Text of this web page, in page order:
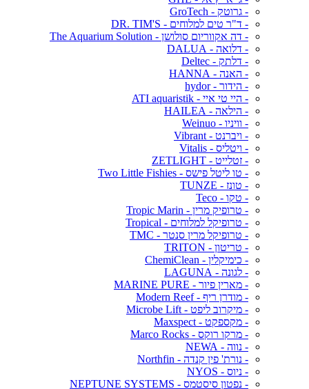
- גרוטק - GroTech
- ד"ר טים למלוחים - DR. TIM'S
- דה אקווריום סולושן - The Aquarium Solution
- דלואה - DALUA
- דלתק - Deltec
- האנה - HANNA
- הידור - hydor
- היי טי איי - ATI aquaristik
- הילאה - HAILEA
- וויניו - Weinuo
- ויברנט - Vibrant
- ויטליס - Vitalis
- זטלייט - ZETLIGHT
- טו ליטל פישס - Two Little Fishies
- טונז - TUNZE
- טקו - Teco
- טרופיק מרין - Tropic Marin
- טרופיקל למלוחים - Tropical
- טרופיקל מרין סנטר - TMC
- טריטון - TRITON
- כימיקלין - ChemiClean
- לגונה - LAGUNA
- מארין פיור - MARINE PURE
- מודרן ריף - Modern Reef
- מיקרוב ליפט - Microbe Lift
- מקספקט - Maxspect
- מרקו רוקס - Marco Rocks
- נווה - NEWA
- נורת' פין קנדה - Northfin
- ניוס - NYOS
- נפטון סיסטמס - NEPTUNE SYSTEMS